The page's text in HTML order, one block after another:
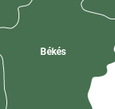
Békés